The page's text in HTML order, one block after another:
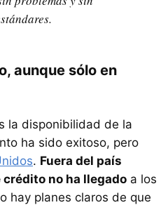
aunque sólo en
la disponibilidad de la
ha sido exitoso, pero
. Fuera del país
no ha llegado a los
hay planes claros de que